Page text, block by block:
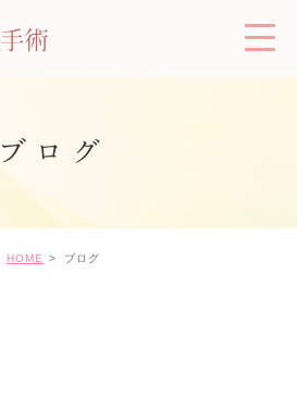
ブログ
HOME ブログ